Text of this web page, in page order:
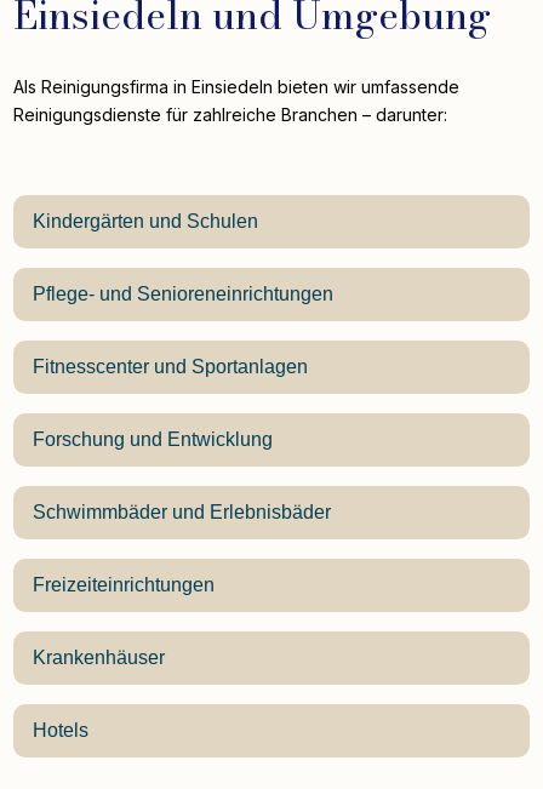
Einsiedeln und Umgebung
Als Reinigungsfirma in Einsiedeln bieten wir umfassende
Reinigungsdienste für zahlreiche Branchen – darunter:
Kindergärten und Schulen
Pflege- und Senioreneinrichtungen
Fitnesscenter und Sportanlagen
Forschung und Entwicklung
Schwimmbäder und Erlebnisbäder
Freizeiteinrichtungen
Krankenhäuser
Hotels